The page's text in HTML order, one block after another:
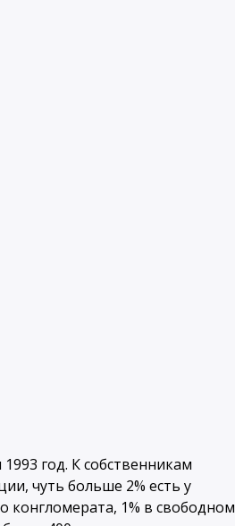
год. К собственникам
чуть больше 2% есть у
конгломерата, 1% в свободном